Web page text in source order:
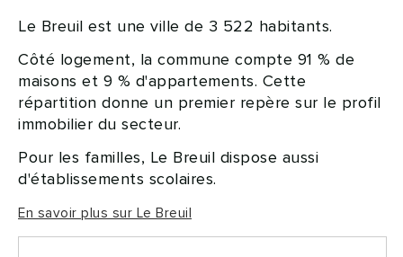
Le Breuil est une ville de 3 522 habitants.
Côté logement, la commune compte 91 % de
maisons et 9 % d'appartements. Cette
répartition donne un premier repère sur le profil
immobilier du secteur.
Pour les familles, Le Breuil dispose aussi
d'établissements scolaires.
En savoir plus sur Le Breuil